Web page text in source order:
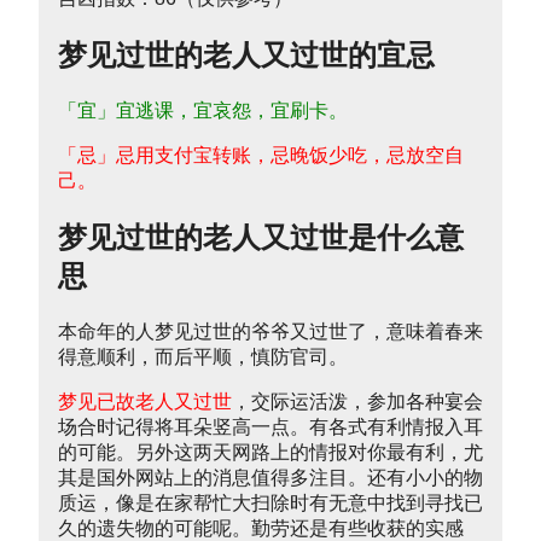
梦见过世的老人又过世的宜忌
「宜」宜逃课，宜哀怨，宜刷卡。
「忌」忌用支付宝转账，忌晚饭少吃，忌放空自
己。
梦见过世的老人又过世是什么意
思
本命年的人梦见过世的爷爷又过世了，意味着春来
得意顺利，而后平顺，慎防官司。
梦见已故老人又过世 ，交际运活泼，参加各种宴会
场合时记得将耳朵竖高一点。有各式有利情报入耳
的可能。另外这两天网路上的情报对你最有利，尤
其是国外网站上的消息值得多注目。还有小小的物
质运，像是在家帮忙大扫除时有无意中找到寻找已
久的遗失物的可能呢。勤劳还是有些收获的实感